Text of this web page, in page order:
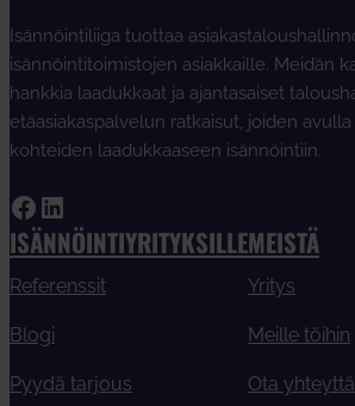
Isännöintiliiga tuottaa
isännöintitoimistojen asiakkaille. Meidän
hankkia laadukkaat ja ajantasaiset
etäasiakaspalvelun ratkaisut, joiden
kohteiden laadukkaaseen isännöintiin.
Facebook LinkedIn
ISÄNNÖINTIYRITYKSILLE
Referenssit
Blogi
Pyydä tarjous
MEISTÄ
Yritys
Meille töihin
Ota yhteyttä